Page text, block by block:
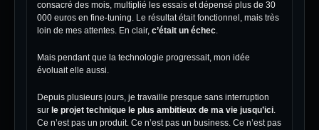
consacré des mois, multiplié les essais et dépensé plus de 30
000 euros en fine-tuning. Le résultat était fonctionnel, mais très
loin de mes attentes. En clair, c’était un échec.
Mais pendant que la technologie progressait, mon idée
évoluait elle aussi.
Depuis plusieurs jours, je travaille presque sans interruption
sur le projet technique le plus ambitieux de ma vie jusqu’ici.
Ce n’est pas un produit. Ce n’est pas un business. Ce n’est pas